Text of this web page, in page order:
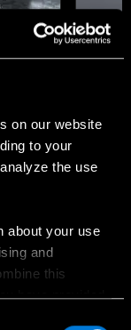
on our website
to your
the use
about your use
and
this
have provided
330
ceļiem